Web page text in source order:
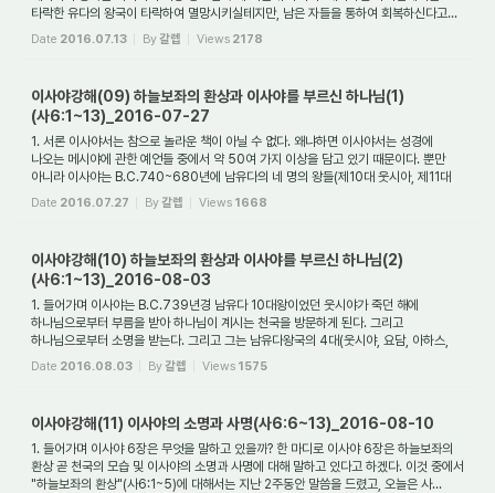
타락한 유다의 왕국이 타락하여 멸망시키실테지만, 남은 자들을 통하여 회복하신다고...
Date 2016.07.13 By갈렙 Views 2178
이사야강해(09) 하늘보좌의 환상과 이사야를 부르신 하나님(1)
(사6:1~13)_2016-07-27
1. 서론 이사야서는 참으로 놀라운 책이 아닐 수 없다. 왜냐하면 이사야서는 성경에
나오는 메시야에 관한 예언들 중에서 약 50여 가지 이상을 담고 있기 때문이다. 뿐만
아니라 이사야는 B.C.740~680년에 남유다의 네 명의 왕들(제10대 웃시아, 제11대
Date 2016.07.27 By갈렙 Views 1668
이사야강해(10) 하늘보좌의 환상과 이사야를 부르신 하나님(2)
(사6:1~13)_2016-08-03
1. 들어가며 이사야는 B.C.739년경 남유다 10대왕이었던 웃시야가 죽던 해에
하나님으로부터 부름을 받아 하나님이 계시는 천국을 방문하게 된다. 그리고
하나님으로부터 소명을 받는다. 그리고 그는 남유다왕국의 4대(웃시야, 요담, 아하스,
Date 2016.08.03 By갈렙 Views 1575
이사야강해(11) 이사야의 소명과 사명(사6:6~13)_2016-08-10
1. 들어가며 이사야 6장은 무엇을 말하고 있을까? 한 마디로 이사야 6장은 하늘보좌의
환상 곧 천국의 모습 및 이사야의 소명과 사명에 대해 말하고 있다고 하겠다. 이것 중에서
"하늘보좌의 환상"(사6:1~5)에 대해서는 지난 2주동안 말씀을 드렸고, 오늘은 사...